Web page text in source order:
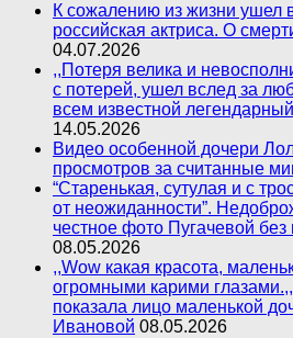
К сожалению из жизни ушел
российская актриса. О
04.07.2026
,,Потеря велика и
с потерей, ушел вслед за
всем известной
14.05.2026
Видео особенной дочери
просмотров за считанные
“Старенькая, сутулая и с
от неожиданности”.
честное фото Пугачевой
08.05.2026
,,Wow какая красота,
огромными карими
показала лицо маленькой
Ивановой 08.05.2026